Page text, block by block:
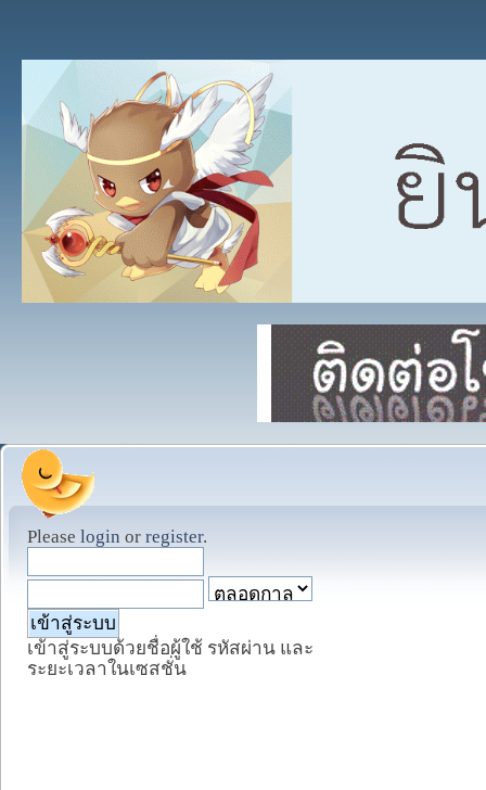
Please login or register.
เข้าสู่ระบบด้วยชื่อผู้ใช้ รหัสผ่าน และ
ระยะเวลาในเซสชั่น